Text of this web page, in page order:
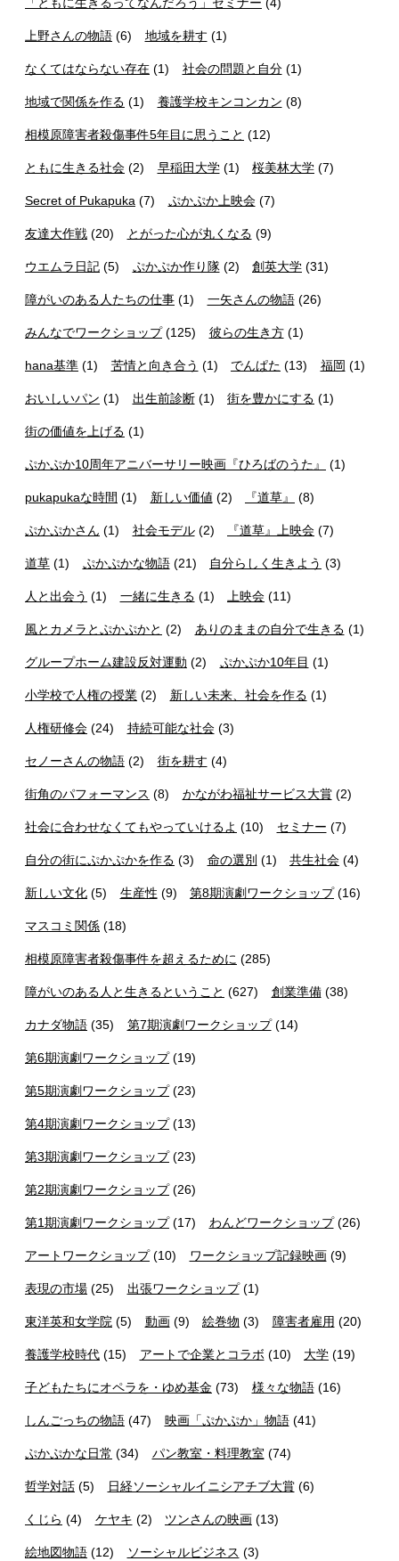
「ともに生きるってなんだろう」セミナー (4)
上野さんの物語 (6) 地域を耕す (1)
なくてはならない存在 (1) 社会の問題と自分(1)
地域で関係を作る (1) 養護学校キンコンカン (8)
相模原障害者殺傷事件5年目に思うこと (12)
ともに生きる社会 (2) 早稲田大学(1) 桜美林大学 (7)
Secret of Pukapuka (7) ぷかぷか上映会(7)
友達大作戦 (20) とがった心が丸くなる (9)
ウエムラ日記 (5) ぷかぷか作り隊(2) 創英大学 (31)
障がいのある人たちの仕事 (1) 一矢さんの物語(26)
みんなでワークショップ(125) 彼らの生き方(1)
hana基準 (1) 苦情と向き合う (1) でんぱた (13) 福岡 (1)
おいしいパン (1) 出生前診断(1) 街を豊かにする (1)
街の価値を上げる (1)
ぷかぷか10周年アニバーサリー映画『ひろばのうた』 (1)
pukapukaな時間 (1) 新しい価値 (2) 『道草』 (8)
ぷかぷかさん (1) 社会モデル(2) 『道草』上映会 (7)
道草 (1) ぷかぷかな物語(21) 自分らしく生きよう (3)
人と出会う (1) 一緒に生きる (1) 上映会 (11)
風とカメラとぷかぷかと (2) ありのままの自分で生きる (1)
グループホーム建設反対運動 (2) ぷかぷか10年目 (1)
小学校で人権の授業 (2) 新しい未来、社会を作る (1)
人権研修会 (24) 持続可能な社会(3)
セノーさんの物語 (2) 街を耕す (4)
街角のパフォーマンス (8) かながわ福祉サービス大賞(2)
社会に合わせなくてもやっていけるよ (10) セミナー (7)
自分の街にぷかぷかを作る (3) 命の選別 (1) 共生社会 (4)
新しい文化 (5) 生産性 (9) 第8期演劇ワークショップ(16)
マスコミ関係 (18)
相模原障害者殺傷事件を超えるために (285)
障がいのある人と生きるということ (627) 創業準備(38)
カナダ物語 (35) 第7期演劇ワークショップ(14)
第6期演劇ワークショップ(19)
第5期演劇ワークショップ(23)
第4期演劇ワークショップ(13)
第3期演劇ワークショップ(23)
第2期演劇ワークショップ(26)
第1期演劇ワークショップ(17) わんどワークショップ(26)
アートワークショップ(10) ワークショップ記録映画(9)
表現の市場 (25) 出張ワークショップ(1)
東洋英和女学院 (5) 動画(9) 絵巻物 (3) 障害者雇用 (20)
養護学校時代 (15) アートで企業とコラボ (10) 大学 (19)
子どもたちにオペラを・ゆめ基金 (73) 様々な物語(16)
しんごっちの物語 (47) 映画「ぷかぷか」物語(41)
ぷかぷかな日常 (34) パン教室・料理教室 (74)
哲学対話 (5) 日経ソーシャルイニシアチブ大賞(6)
くじら (4) ケヤキ (2) ツンさんの映画 (13)
絵地図物語 (12) ソーシャルビジネス (3)